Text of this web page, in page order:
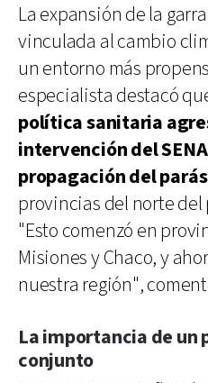
La expansión de la
vinculada al cambio
un entorno más
especialista destacó
política sanitaria
intervención del
propagación del
provincias del norte del
"Esto comenzó en
Misiones y Chaco, y
nuestra región",
La importancia de un
conjunto